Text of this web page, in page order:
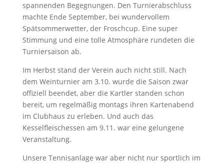
spannenden Begegnungen. Den Turnierabschluss
machte Ende September, bei wundervollem
Spätsommerwetter, der Froschcup. Eine super
Stimmung und eine tolle Atmosphäre rundeten die
Turniersaison ab.
Im Herbst stand der Verein auch nicht still. Nach
dem Weinturnier am 3.10. wurde die Saison zwar
offiziell beendet, aber die Kartler standen schon
bereit, um regelmäßig montags ihren Kartenabend
im Clubhaus zu erleben. Und auch das
Kesselfleischessen am 9.11. war eine gelungene
Veranstaltung.
Unsere Tennisanlage war aber nicht nur sportlich im